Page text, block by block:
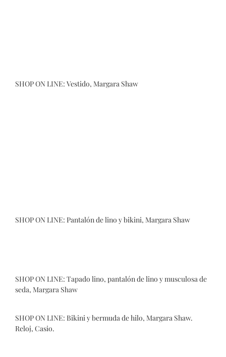
SHOP ON LINE: Vestido, Margara Shaw
SHOP ON LINE: Pantalón de lino ybikini, Margara Shaw
SHOP ON LINE: Tapado lino, pantalón de lino y musculosa de
seda, Margara Shaw
SHOP ON LINE: Bikiniybermuda de hilo, Margara Shaw.
Reloj, Casio.